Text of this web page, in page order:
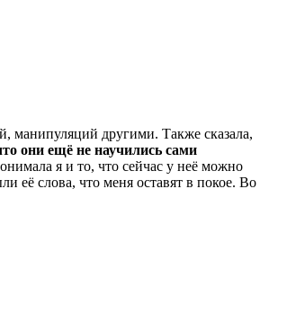
манипуляций другими. Также сказала,
они ещё не научились сами
я и то, что сейчас у неё можно
её слова, что меня оставят в покое. Во